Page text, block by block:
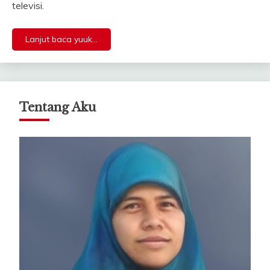
televisi.
Lanjut baca yuuk...
Tentang Aku